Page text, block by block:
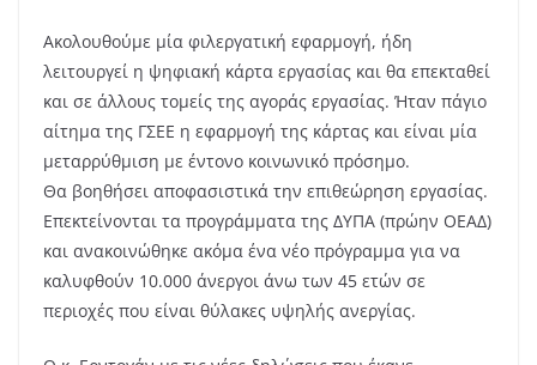
Ακολουθούμε μία φιλεργατική εφαρμογή, ήδη
λειτουργεί η ψηφιακή κάρτα εργασίας και θα επεκταθεί
και σε άλλους τομείς της αγοράς εργασίας. Ήταν πάγιο
αίτημα της ΓΣΕΕ η εφαρμογή της κάρτας και είναι μία
μεταρρύθμιση με έντονο κοινωνικό πρόσημο.
Θα βοηθήσει αποφασιστικά την επιθεώρηση εργασίας.
Επεκτείνονται τα προγράμματα της ΔΥΠΑ (πρώην ΟΕΑΔ)
και ανακοινώθηκε ακόμα ένα νέο πρόγραμμα για να
καλυφθούν 10.000 άνεργοι άνω των 45 ετών σε
περιοχές που είναι θύλακες υψηλής ανεργίας.